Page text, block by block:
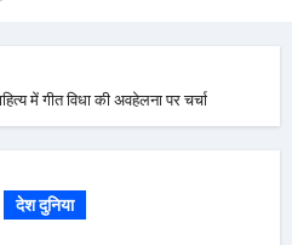
में गीत विधा की अवहेलना पर चर्चा
देश दुनिया